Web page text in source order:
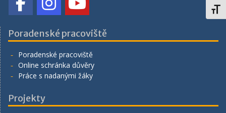
Poradenské pracoviště
Poradenské pracoviště
Online schránka důvěry
Práce s nadanými žáky
Projekty